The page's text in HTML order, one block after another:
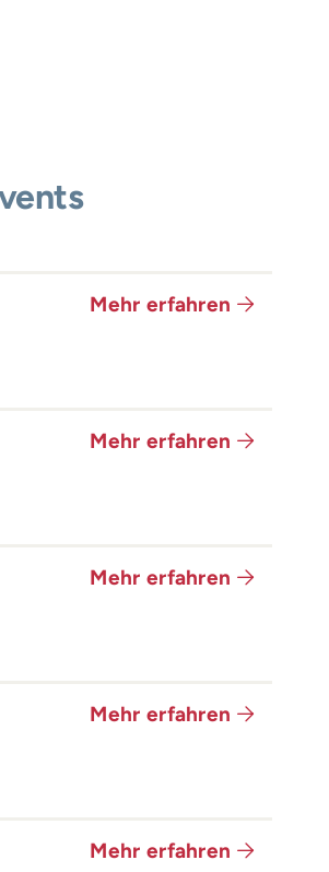
Mehr erfahren
Mehr erfahren
Mehr erfahren
Mehr erfahren
Mehr erfahren